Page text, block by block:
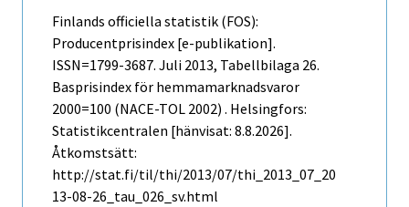
Finlands officiella statistik (FOS):
Producentprisindex [e-publikation].
ISSN=1799-3687. Juli 2013, Tabellbilaga 26.
Basprisindex för hemmamarknadsvaror
2000=100 (NACE-TOL 2002) . Helsingfors:
Statistikcentralen [hänvisat: 8.8.2026].
Åtkomstsätt:
http://stat.fi/til/thi/2013/07/thi_2013_07_20
13-08-26_tau_026_sv.html